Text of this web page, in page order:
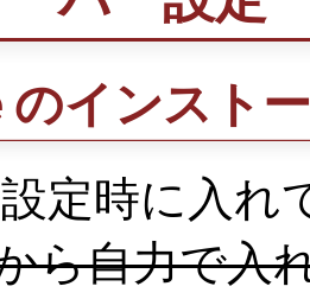
のインスト
定時に入れ
ら自力で入